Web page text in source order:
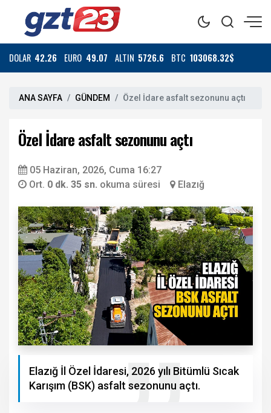
DOLAR 42.26 EURO 49.07 ALTIN 5726.6 BTC 103068.32$
ANA SAYFA GÜNDEM Özel İdare asfalt sezonunu açtı
Özel İdare asfalt sezonunu açtı
05 Haziran, 2026, Cuma 16:27
Ort. 0 dk. 35 sn. okuma süresi Elazığ
Elazığ İl Özel İdaresi, 2026 yılı Bitümlü Sıcak
Karışım (BSK) asfalt sezonunu açtı.